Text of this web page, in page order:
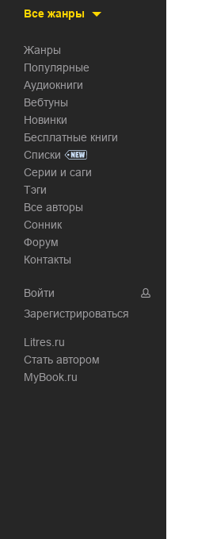
Все жанры
Жанры
Популярные
Аудиокниги
Вебтуны
Новинки
Бесплатные книги
Списки
Серии и саги
Тэги
Все авторы
Сонник
Форум
Контакты
Войти
Зарегистрироваться
Litres.ru
Стать автором
MyBook.ru